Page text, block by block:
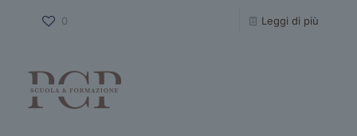
0 Leggi di più